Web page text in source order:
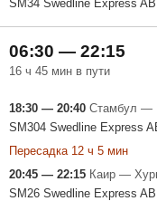
SM34 Swedline Express AB
06:30 — 22:15
16 ч 45 мин в пути
18:30 — 20:40 Стамбул —
SM304 Swedline Express
Пересадка 12 ч 5 мин
20:45 — 22:15 Каир —
SM26 Swedline Express AB